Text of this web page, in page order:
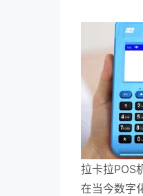
拉卡拉POS
在当今数字